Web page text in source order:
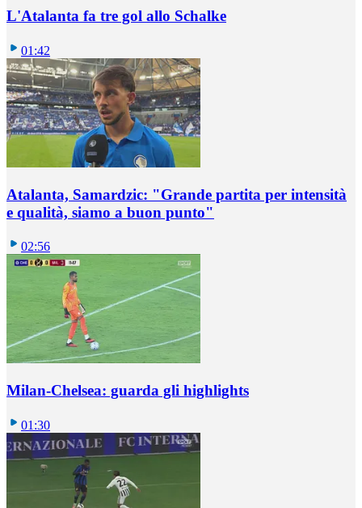
L'Atalanta fa tre gol allo Schalke
01:42
Atalanta, Samardzic: "Grande partita per intensità
e qualità, siamo a buon punto"
02:56
Milan-Chelsea: guarda gli highlights
01:30